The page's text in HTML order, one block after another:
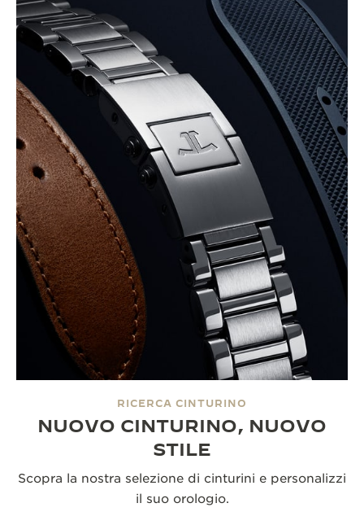
RICERCA CINTURINO
NUOVO CINTURINO, NUOVO
STILE
Scopra la nostra selezione di cinturini e personalizzi
il suo orologio.